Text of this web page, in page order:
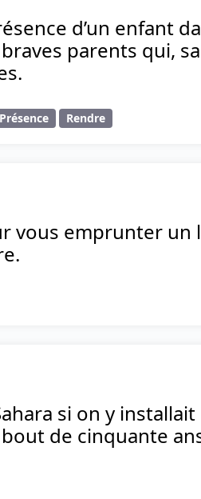
d’un enfant
parents qui,
Présence Rendre
vous emprunter
si on y
de cinquante